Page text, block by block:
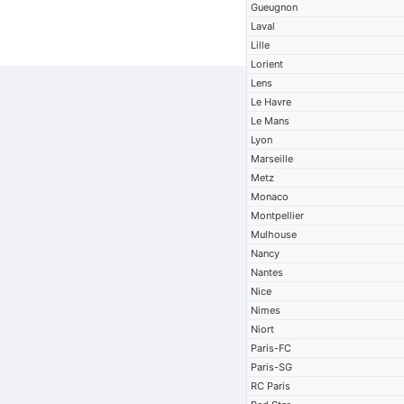
Gueugnon
Laval
Lille
Lorient
Lens
Le Havre
Le Mans
Lyon
Marseille
Metz
Monaco
Montpellier
Mulhouse
Nancy
Nantes
Nice
Nimes
Niort
Paris-FC
Paris-SG
RC Paris